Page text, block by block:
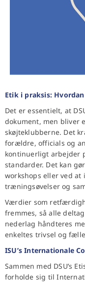
Etik i praksis:
Det er essentielt, at
dokument, men bliver
skøjteklubberne. Det
forældre, officials og
kontinuerligt arbejder
standarder. Det kan
workshops eller ved
træningsøvelser og
Værdier som
fremmes, så alle
nederlag håndteres
enkeltes trivsel og
ISU’s Internationale
Sammen med DSU’s
forholde sig til